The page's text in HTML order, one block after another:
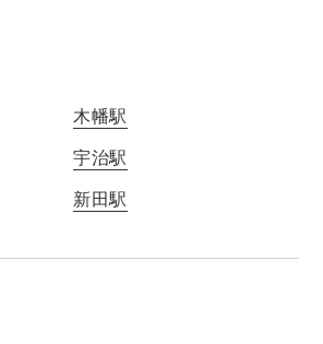
木幡駅
宇治駅
新田駅